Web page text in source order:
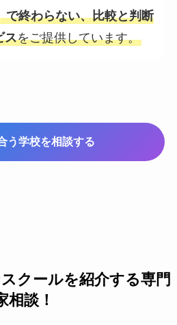
で終わらない、比較と判断
スをご提供しています。
う学校を相談する
クールを紹介する専門
相談！